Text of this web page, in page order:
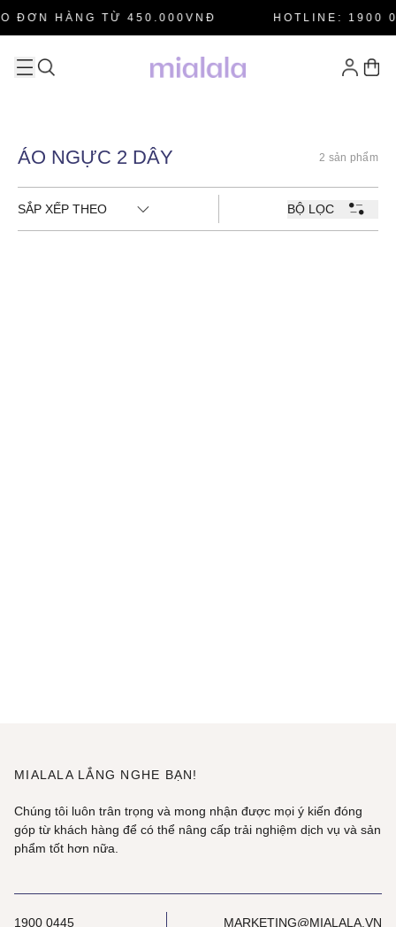
ĐƠN HÀNG TỪ 450.000VNĐ HOTLINE: 1900
ÁO NGỰC 2 DÂY 2 sản phẩm
SẮP XẾP THEO BỘ LỌC
MIALALA LẮNG NGHE BẠN!
Chúng tôi luôn trân trọng và mong nhận được mọi ý kiến đóng
góp từ khách hàng để có thể nâng cấp trải nghiệm dịch vụ và sản
phẩm tốt hơn nữa.
1900 0445 MARKETING@MIALALA.VN